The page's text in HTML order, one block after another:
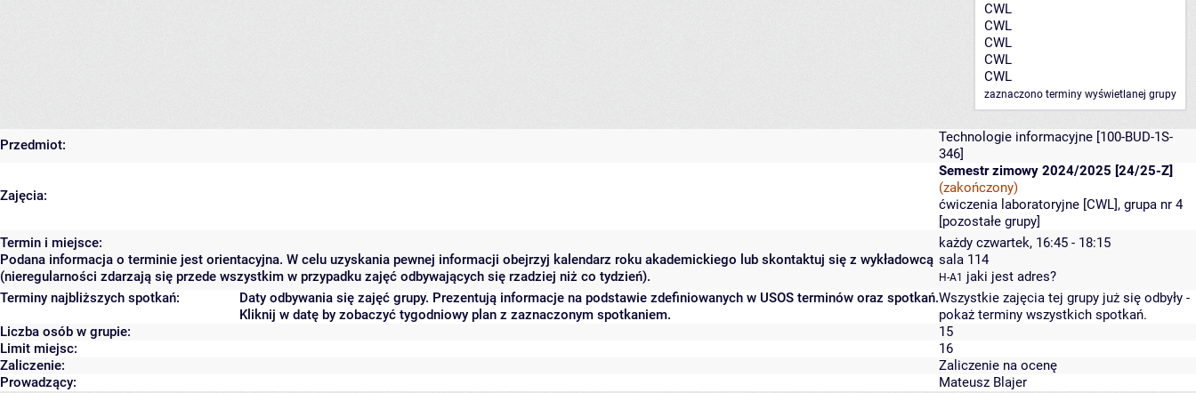
CWL
CWL
CWL
CWL
CWL
zaznaczono terminy wyświetlanej grupy
Przedmiot: Technologie informacyjne [100-BUD-1S-
346]
Zajęcia:
Semestr zimowy 2024/2025 [24/25-Z]
(zakończony)
ćwiczenia laboratoryjne [CWL], grupa nr 4
[pozostałe grupy]
Termin i miejsce:
Podana informacja o terminie jest orientacyjna. W celu uzyskania pewnej informacji obejrzyj kalendarz roku akademickiego lub skontaktuj się z wykładowcą
(nieregularności zdarzają się przede wszystkim w przypadku zajęć odbywających się rzadziej niż co tydzień).
każdy czwartek, 16:45 - 18:15
sala 114
H-A1
jaki jest adres?
Terminy najbliższych spotkań:
Daty odbywania się zajęć grupy. Prezentują informacje na podstawie zdefiniowanych w USOS terminów oraz spotkań.
Kliknij w datę by zobaczyć tygodniowy plan z zaznaczonym spotkaniem.
Wszystkie zajęcia tej grupy już się odbyły -
pokaż terminy wszystkich spotkań.
Liczba osób w grupie:
15
Limit miejsc:
16
Zaliczenie:
Zaliczenie na ocenę
Prowadzący:
Mateusz Blajer